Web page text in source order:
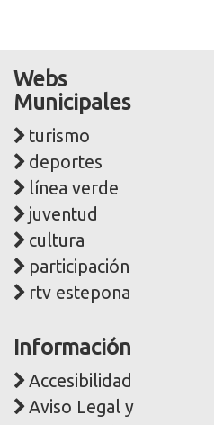
Webs
Municipales
turismo
deportes
línea verde
juventud
cultura
participación
rtv estepona
Información
Accesibilidad
Aviso Legal y